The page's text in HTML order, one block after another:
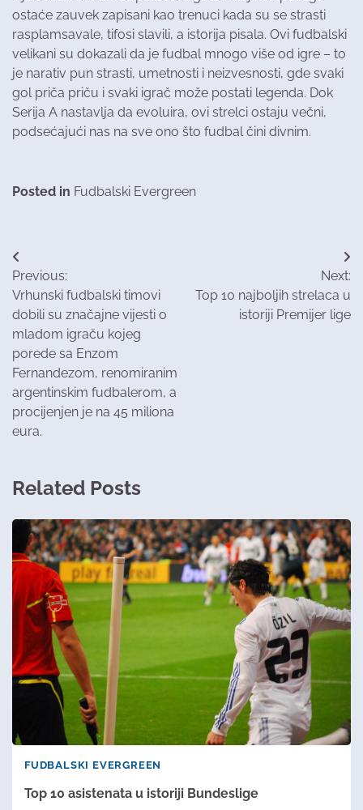
ostaće zauvek zapisani kao trenuci kada su se strasti
rasplamsavale, tifosi slavili, a istorija pisala. Ovi fudbalski
velikani su dokazali da je fudbal mnogo više od igre – to
je narativ pun strasti, umetnosti i neizvesnosti, gde svaki
gol priča priču i svaki igrač može postati legenda. Dok
Serija A nastavlja da evoluira, ovi strelci ostaju večni,
podsećajući nas na sve ono što fudbal čini divnim.
Posted in Fudbalski Evergreen
Post
navigation
Previous:
Vrhunski fudbalski timovi
dobili su značajne vijesti o
mladom igraču kojeg
porede sa Enzom
Fernandezom, renomiranim
argentinskim fudbalerom, a
procijenjen je na 45 miliona
eura.
Next:
Top 10 najboljih strelaca u
istoriji Premijer lige
Related Posts
FUDBALSKI EVERGREEN
Top 10 asistenata u istoriji Bundeslige